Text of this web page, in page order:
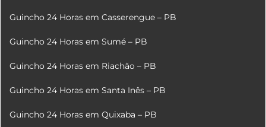
Guincho 24 Horas em Casserengue – PB
Guincho 24 Horas em Sumé – PB
Guincho 24 Horas em Riachão – PB
Guincho 24 Horas em Santa Inês – PB
Guincho 24 Horas em Quixaba – PB